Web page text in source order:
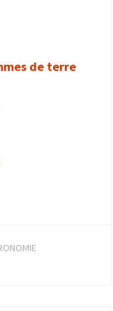
de terre